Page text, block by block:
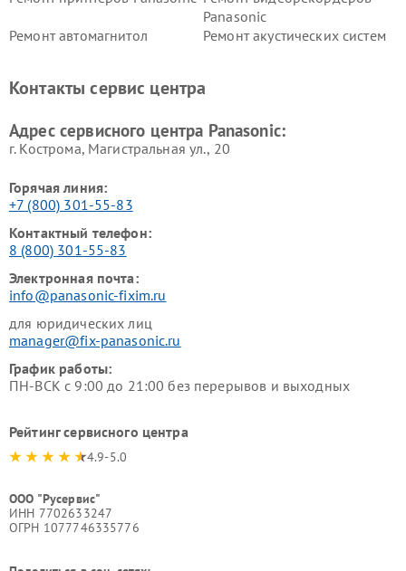
Panasonic
Ремонт автомагнитол
Ремонт акустических систем
панелей Panasonic
Контакты сервис центра
Адрес сервисного центра Panasonic:
г. Кострома, Магистральная ул., 20
Горячая линия:
+7 (800) 301-55-83
Контактный телефон:
8 (800) 301-55-83
Электронная почта:
info@panasonic-fixim.ru
для юридических лиц
manager@fix-panasonic.ru
График работы:
ПН-ВСК с 9:00 до 21:00 без перерывов и выходных
Рейтинг сервисного центра
4.9-5.0
ООО "Русервис"
ИНН 7702633247
ОГРН 1077746335776